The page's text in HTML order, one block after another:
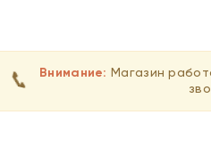
📞 Внимание: Магазин